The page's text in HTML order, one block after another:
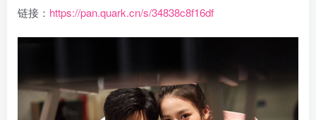
链接： https://pan.quark.cn/s/34838c8f16df